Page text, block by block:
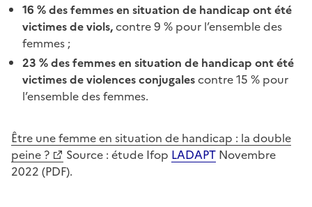
16 % des femmes en situation de handicap ont été
victimes de viols,contre 9 % pour l’ensemble des
femmes ;
23 % des femmes en situation de handicap ont été
victimes de violences conjugalescontre 15 % pour
l’ensemble des femmes.
Être une femme en situation de handicap : la double
peine ?
Source : étude Ifop LADAPT Novembre
2022 (PDF).